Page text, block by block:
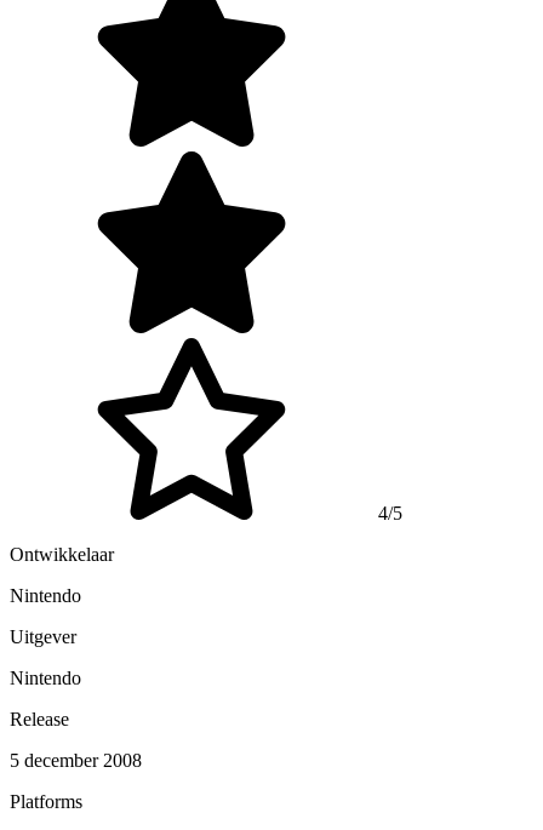
4/5
Ontwikkelaar
Nintendo
Uitgever
Nintendo
Release
5 december 2008
Platforms